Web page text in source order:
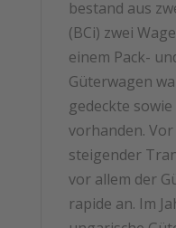
bestand aus
(BCi) zwei
einem Pack-
Güterwagen
gedeckte
vorhanden.
steigender
vor allem der
rapide an. Im